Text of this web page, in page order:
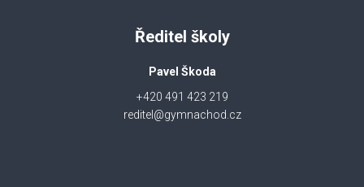
Ředitel školy
Pavel Škoda
+420 491 423 219
reditel@gymnachod.cz